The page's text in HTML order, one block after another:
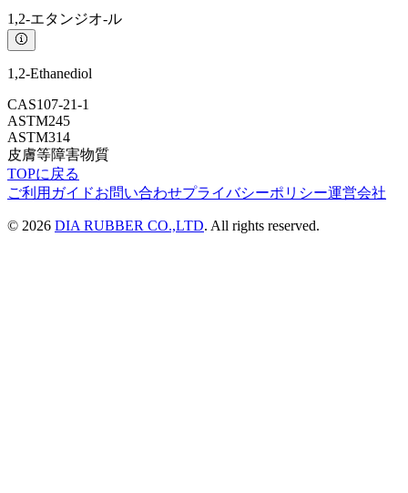
1,2-エタンジオ-ル
1,2-Ethanediol
CAS107-21-1
ASTM245
ASTM314
皮膚等障害物質
TOPに戻る
ご利用ガイドお問い合わせプライバシーポリシー運営会社
© 2026 DIA RUBBER CO.,LTD. All rights reserved.